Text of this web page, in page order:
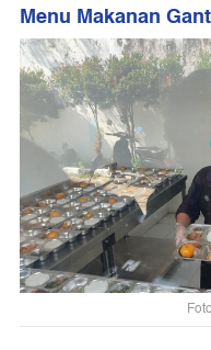
Menu Makanan